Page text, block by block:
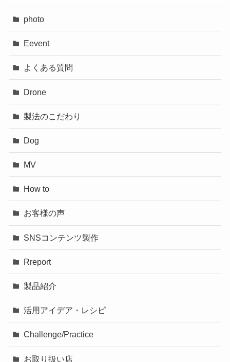
photo
Eevent
よくある質問
Drone
製法のこだわり
Dog
MV
How to
お客様の声
SNSコンテンツ製作
Rreport
製品紹介
活用アイデア・レシピ
Challenge/Practice
お取り扱い店